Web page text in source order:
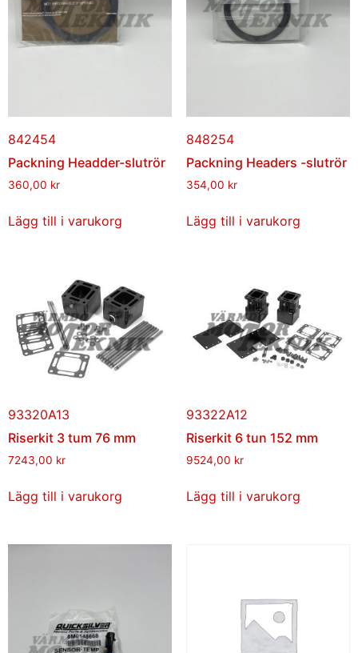
842454
Packning Headder-slutrör
360,00 kr
Lägg till i varukorg
848254
Packning Headers -slutrör
354,00 kr
Lägg till i varukorg
93320A13
Riserkit 3 tum 76 mm
7243,00 kr
Lägg till i varukorg
93322A12
Riserkit 6 tun 152 mm
9524,00 kr
Lägg till i varukorg